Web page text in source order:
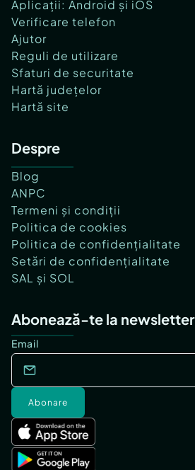
Aplicații: Android și iOS
Verificare telefon
Ajutor
Reguli de utilizare
Sfaturi de securitate
Hartă județelor
Hartă site
Despre
Blog
ANPC
Termeni și condiții
Politica de cookies
Politica de confidențialitate
Setări de confidențialitate
SAL și SOL
Abonează-te la newsletter
Email
Abonare